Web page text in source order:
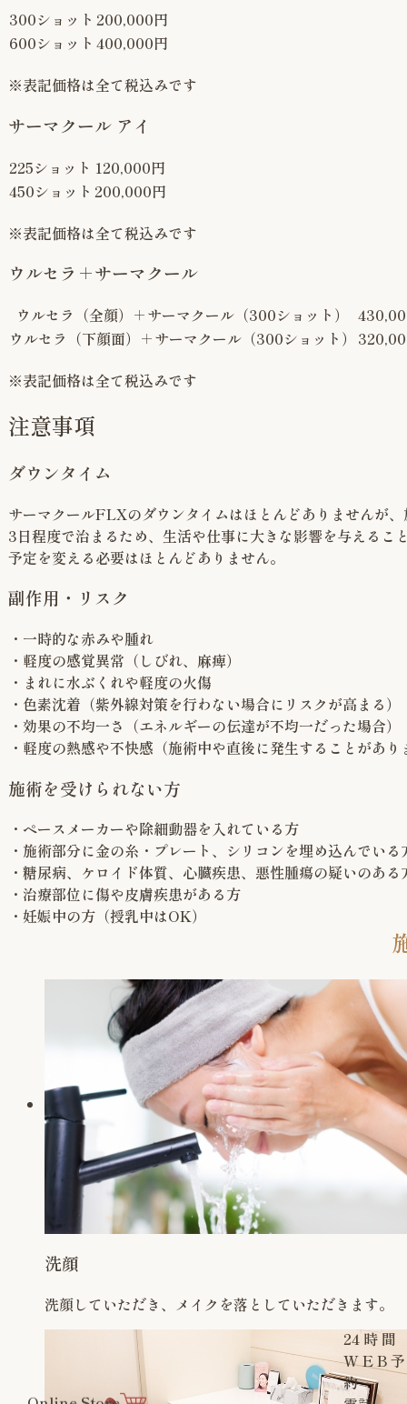
300ショット 200,000円
600ショット 400,000円
※表記価格は全て税込みです
サーマクール アイ
225ショット 120,000円
450ショット 200,000円
※表記価格は全て税込みです
ウルセラ＋サーマクール
ウルセラ（全顔）＋サーマクール（300ショット）
ウルセラ（下顔面）＋サーマクール（300ショット）
※表記価格は全て税込みです
注意事項
ダウンタイム
サーマクールFLXのダウンタイムはほとんどありませんが
3日程度で治まるため、生活や仕事に大きな影響を与える
予定を変える必要はほとんどありません。
副作用・リスク
・一時的な赤みや腫れ
・軽度の感覚異常（しびれ、麻痺）
・まれに水ぶくれや軽度の火傷
・色素沈着（紫外線対策を行わない場合にリスクが高まる）
・効果の不均一さ（エネルギーの伝達が不均一だった場合）
・軽度の熱感や不快感（施術中や直後に発生することがあ
施術を受けられない方
・ペースメーカーや除細動器を入れている方
・施術部分に金の糸・プレート、シリコンを埋め込んでい
・糖尿病、ケロイド体質、心臓疾患、悪性腫瘍の疑いのある
・治療部位に傷や皮膚疾患がある方
・妊娠中の方（授乳中はOK）
洗顔
洗顔していただき、メイクを落としていただきます。
24 時 間
WEB予
約